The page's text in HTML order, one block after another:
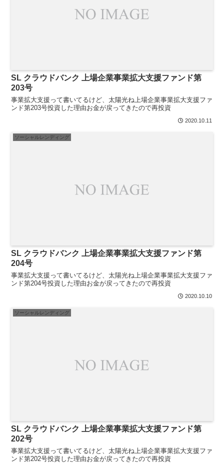
SL クラウドバンク 上場企業事業拡大支援ファンド第
203号
事業拡大支援って書いてるけど、太陽光ね上場企業事業拡大支援ファ
ンド第203号投資した理由お金が戻ってきたので再投資
2020.10.11
ソーシャルレンディング
SL クラウドバンク 上場企業事業拡大支援ファンド第
204号
事業拡大支援って書いてるけど、太陽光ね上場企業事業拡大支援ファ
ンド第204号投資した理由お金が戻ってきたので再投資
2020.10.10
ソーシャルレンディング
SL クラウドバンク 上場企業事業拡大支援ファンド第
202号
事業拡大支援って書いてるけど、太陽光ね上場企業事業拡大支援ファ
ンド第202号投資した理由お金が戻ってきたので再投資